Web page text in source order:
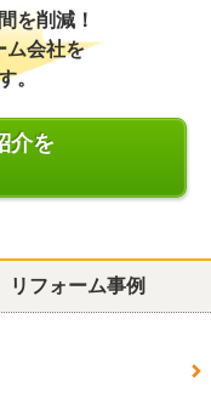
を削減！
ム会社を
。
介を
リフォーム事例